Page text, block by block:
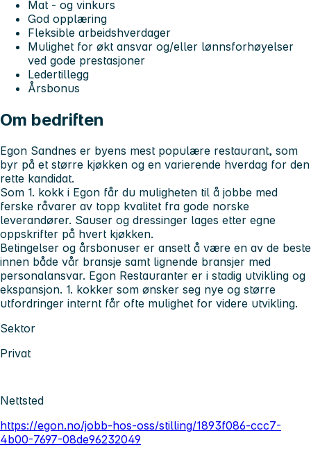
Mat - og vinkurs
God opplæring
Fleksible arbeidshverdager
Mulighet for økt ansvar og/eller lønnsforhøyelser
ved gode prestasjoner
Ledertillegg
Årsbonus
Om bedriften
Egon Sandnes er byens mest populære restaurant, som
byr på et større kjøkken og en varierende hverdag for den
rette kandidat.
Som 1. kokk i Egon får du muligheten til å jobbe med
ferske råvarer av topp kvalitet fra gode norske
leverandører. Sauser og dressinger lages etter egne
oppskrifter på hvert kjøkken.
Betingelser og årsbonuser er ansett å være en av de beste
innen både vår bransje samt lignende bransjer med
personalansvar. Egon Restauranter er i stadig utvikling og
ekspansjon. 1. kokker som ønsker seg nye og større
utfordringer internt får ofte mulighet for videre utvikling.
Sektor
Privat
Nettsted
https://egon.no/jobb-hos-oss/stilling/1893f086-ccc7-
4b00-7697-08de96232049